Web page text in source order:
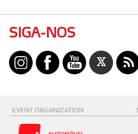
SIGA-NOS